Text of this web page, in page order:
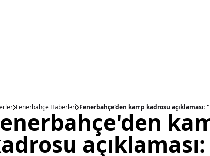
Fenerbahçe Haberleri Fenerbahçe'den kamp kadrosu açıklaması: